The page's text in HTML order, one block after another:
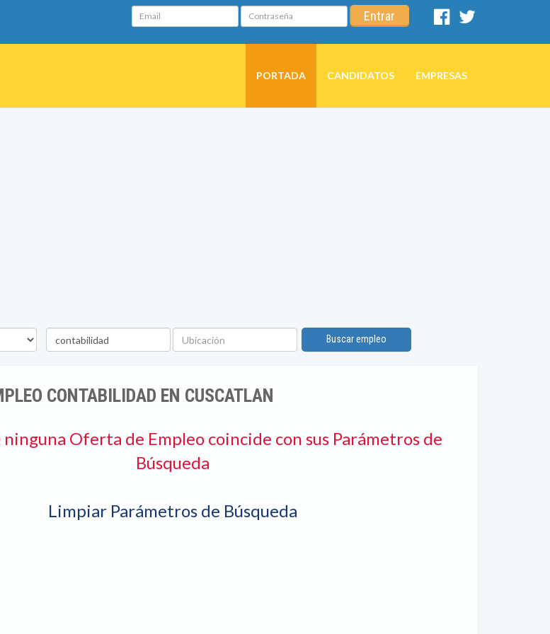
Email Contraseña Entrar
Facebook
PORTADA CANDIDATOS EMPRESAS
Palabra
clave
Ubicación
Buscar empleo
CONTABILIDAD EN CUSCATLAN
Oferta de Empleo coincide con sus Parámetros de
Búsqueda
Limpiar Parámetros de Búsqueda